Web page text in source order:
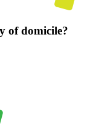
of domicile?